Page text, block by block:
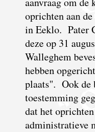
oprichten aan
in Eeklo. Pater
deze op 31
Walleghem
hebben
plaats". Ook de
toestemming
dat het
administratieve